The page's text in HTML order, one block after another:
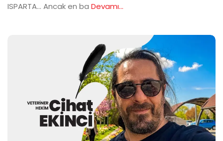
ISPARTA… Ancak en ba Devamı...